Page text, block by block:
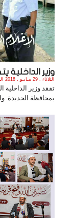
وزير الداخلية
الثلاثاء , 29 مـايـو , 2018 الساعة 10:36:12 PM
تفقد وزير الداخلية
بمحافظة الحديدة.